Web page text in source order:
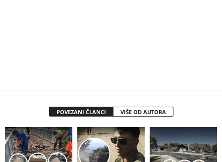
POVEZANI ČLANCI VIŠE OD AUTORA